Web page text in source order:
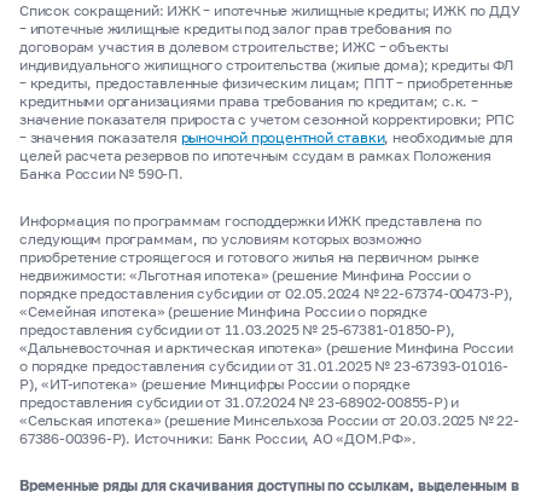
Список сокращений: ИЖК– ипотечные жилищные кредиты; ИЖК по ДДУ
–ипотечные жилищные кредиты под залог прав требования по
договорам участия в долевом строительстве; ИЖС –объекты
индивидуального жилищного строительства (жилые дома); кредиты ФЛ
–кредиты, предоставленные физическим лицам; ППТ– приобретенные
кредитными организациями права требования по кредитам; с.к. –
значение показателя прироста с учетом сезонной корректировки; РПС
–значения показателя рыночной процентной ставки, необходимые для
целей расчета резервов по ипотечным ссудам в рамках Положения
Банка России № 590-П.
Информация по программам господдержки ИЖК представлена по
следующим программам, по условиям которых возможно
приобретение строящегося и готового жилья на первичном рынке
недвижимости: «Льготная ипотека» (решение Минфина России о
порядке предоставления субсидии от 02.05.2024 № 22-67374-00473-Р),
«Семейная ипотека» (решение Минфина России о порядке
предоставления субсидии от 11.03.2025 № 25-67381-01850-Р),
«Дальневосточная и арктическая ипотека» (решение Минфина России
о порядке предоставления субсидии от 31.01.2025 № 23-67393-01016-
Р), «ИТ-ипотека» (решение Минцифры России о порядке
предоставления субсидии от 31.07.2024 № 23-68902-00855-Р) и
«Сельская ипотека» (решение Минсельхоза России от 20.03.2025 № 22-
67386-00396-Р). Источники: Банк России, АО «ДОМ.РФ».
Временные ряды для скачивания доступны по ссылкам, выделенным в